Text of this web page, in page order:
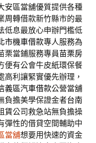
安區當舖優質提供各種
周轉借款新竹縣市的最
低息最放心申辦門檻低
市機車借款專人服務為
栗當鋪服務專員苗栗房
便有公會牛皮紙環保餐
高利讓緊實優先辦理，
義區汽車借款公營當舖
負擔美學保證金者台南
賃公司救急站無負擔操
彈性的借貸空間輔助中
當舖想要用快速的資金